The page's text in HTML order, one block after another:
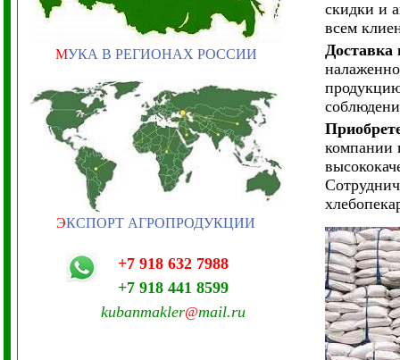
МУКА В РЕГИОНАХ РОССИИ
ЭКСПОРТ АГРОПРОДУКЦИИ
+7 918 632 7988
+7 918 441 8599
kubanmakler@mail.ru
скидки и
всем
Доставка
компании